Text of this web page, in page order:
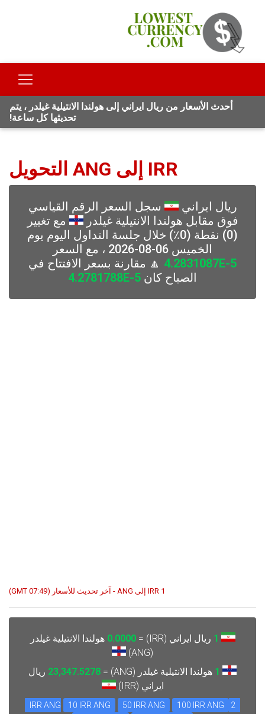
أحدث الأسعار من ريال ايراني إلى هولندا الانتيلية غيلدر ، يتم
تحديثها كل ساعة!
IRR إلى ANG التحويل
ريال ايراني
سجل السعر الرقم القياسي
فوق مقابل هولندا الانتيلية غيلدر
مع تغيير
(0) نقطة (0٪) خلال جلسة التداول اليوم يوم
الخميس 06-08-2026 ، مع السعر
4.2831087E-5 🔼 مقارنة بسعر الافتتاح في
الصباح كان 4.2781788E-5
1 IRR إلى ANG - آخر تحديث للأسعار (07:49 GMT)
1 ريال ايراني (IRR) = 0.0000 هولندا الانتيلية غيلدر
(ANG)
1 هولندا الانتيلية غيلدر (ANG) = 23,347.5278 ريال
ايراني (IRR)
2 IRR ANG
10 IRR ANG 50 IRR ANG
100 IRR ANG